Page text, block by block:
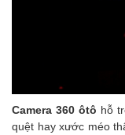
Camera 360 ôtô hỗ
quệt hay xước méo